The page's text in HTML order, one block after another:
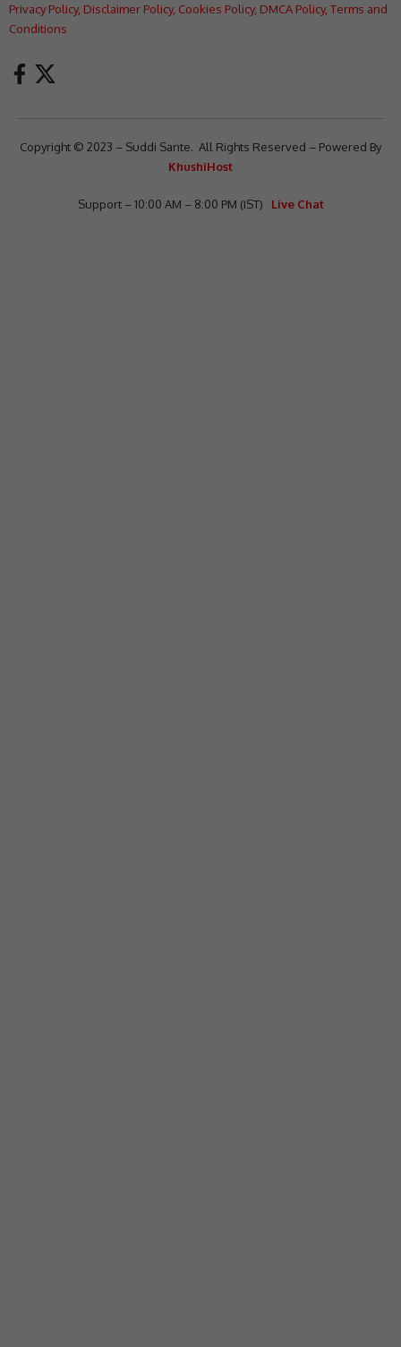
Privacy Policy, Disclaimer Policy, Cookies Policy, DMCA Policy, Terms and
Conditions
Copyright © 2023 – Suddi Sante. All Rights Reserved – Powered By
KhushiHost
Support – 10:00 AM – 8:00 PM (IST) Live Chat